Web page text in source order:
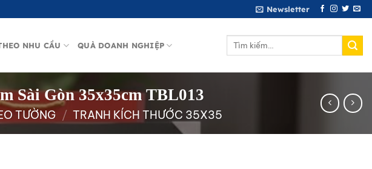
Newsletter
NHU CẦU QUÀ DOANH NGHIỆP
Tìm
Sài Gòn 35x35cm TBL013
TƯỜNG / TRANH KÍCH THƯỚC 35X35